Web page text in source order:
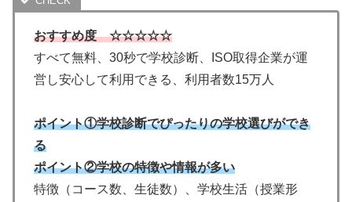
おすすめ度 ☆☆☆☆☆
すべて無料、30秒で学校診断、ISO取得企業が運
営し安心して利用できる、利用者数15万人
ポイント①学校診断でぴったりの学校選びができ
る
ポイント②学校の特徴や情報が多い
特徴（コース数、生徒数）、学校生活（授業形